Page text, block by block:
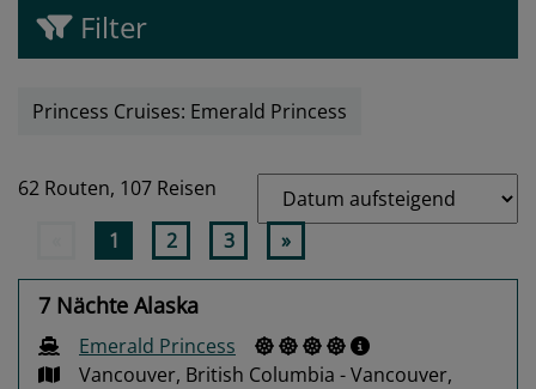
Filter
Princess Cruises: Emerald Princess
62 Routen, 107 Reisen
1 2 3 »
7 Nächte Alaska
Emerald Princess
Vancouver, British Columbia - Vancouver,